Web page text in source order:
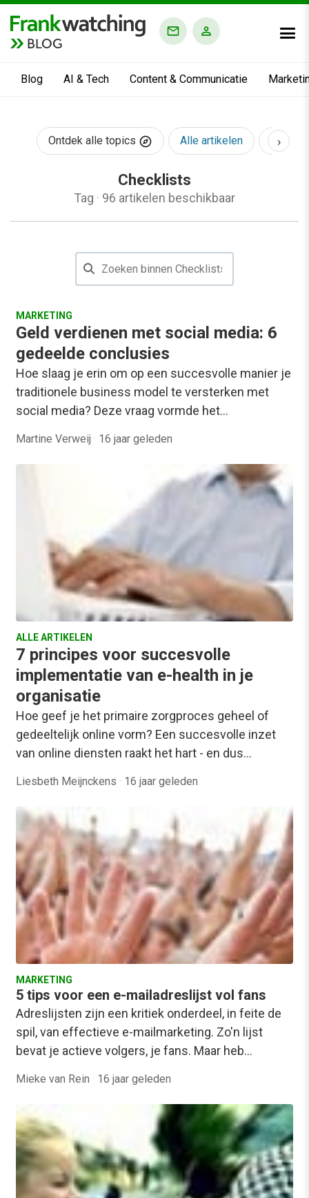
BLOG
Blog AI & Tech Content & Communicatie
Ontdek alle topics Alle artikelen AI &
›
Checklists
Tag · 96 artikelen beschikbaar
MARKETING
Geld verdienen met social media: 6
gedeelde conclusies
Hoe slaag je erin om op een succesvolle manier je
traditionele business model te versterken met
social media? Deze vraag vormde het…
Martine Verweij · 16 jaar geleden
ALLE ARTIKELEN
7 principes voor succesvolle
implementatie van e-health in je
organisatie
Hoe geef je het primaire zorgproces geheel of
gedeeltelijk online vorm? Een succesvolle inzet
van online diensten raakt het hart - en dus…
Liesbeth Meijnckens · 16 jaar geleden
MARKETING
5 tips voor een e-mailadreslijst vol fans
Adreslijsten zijn een kritiek onderdeel, in feite de
spil, van effectieve e-mailmarketing. Zo'n lijst
bevat je actieve volgers, je fans. Maar heb…
Mieke van Rein · 16 jaar geleden